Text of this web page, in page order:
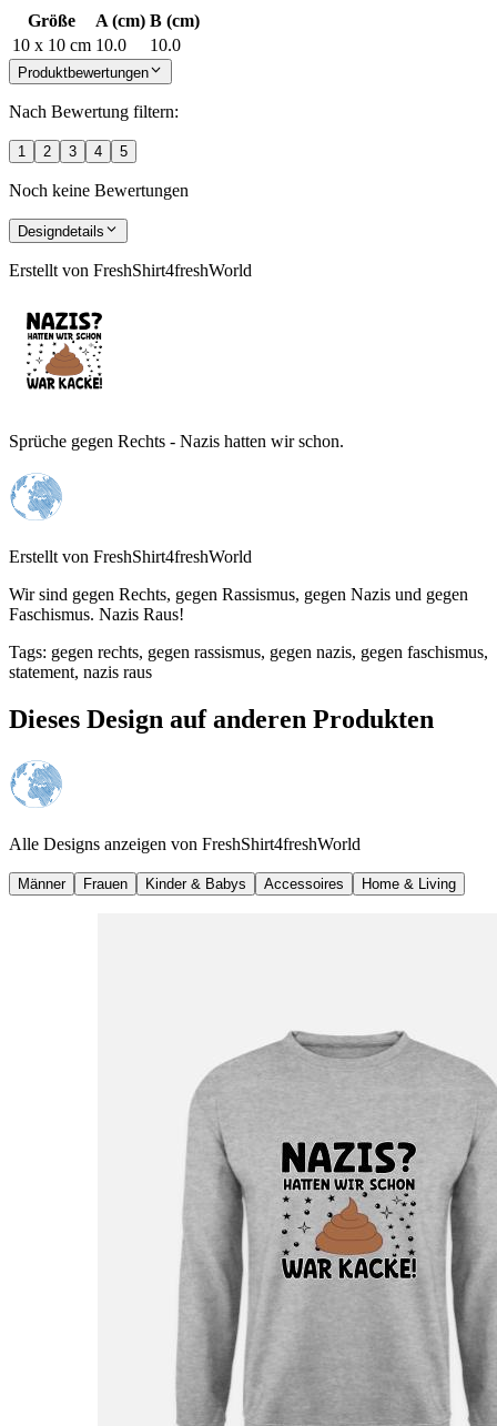
Größe A (cm) B (cm)
10 x 10 cm 10.0 10.0
Produktbewertungen
Nach Bewertung filtern:
1 2 3 4 5
Noch keine Bewertungen
Designdetails
Erstellt von FreshShirt4freshWorld
Sprüche gegen Rechts - Nazis hatten wir schon.
Erstellt von FreshShirt4freshWorld
Wir sind gegen Rechts, gegen Rassismus, gegen Nazis und gegen
Faschismus. Nazis Raus!
Tags: gegen rechts, gegen rassismus, gegen nazis, gegen faschismus,
statement, nazis raus
Dieses Design auf anderen Produkten
Alle Designs anzeigen von FreshShirt4freshWorld
Männer Frauen Kinder & Babys Accessoires Home & Living